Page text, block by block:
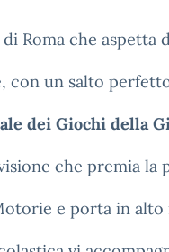
Roma che
con un salto
dei Giochi della
che premia la
e porta in